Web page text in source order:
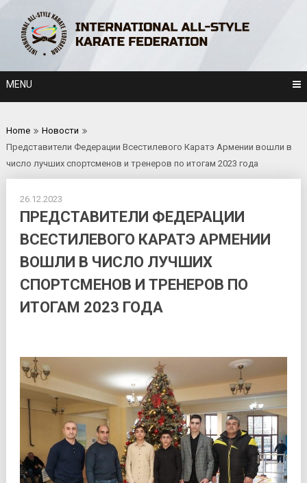
content
MENU
Home
Новости
Представители Федерации Всестилевого Каратэ Армении вошли в
число лучших спортсменов и тренеров по итогам 2023 года
26.12.2023
ПРЕДСТАВИТЕЛИ ФЕДЕРАЦИИ
ВСЕСТИЛЕВОГО КАРАТЭ АРМЕНИИ
ВОШЛИ В ЧИСЛО ЛУЧШИХ
СПОРТСМЕНОВ И ТРЕНЕРОВ ПО
ИТОГАМ 2023 ГОДА